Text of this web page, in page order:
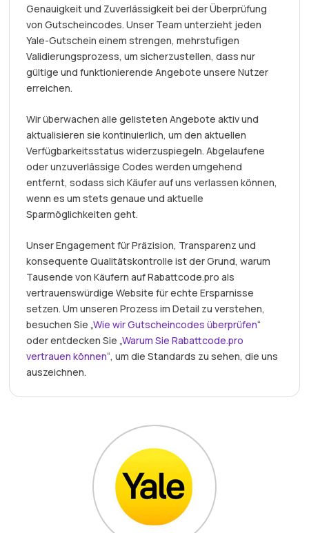
Genauigkeit und Zuverlässigkeit bei der Überprüfung
von Gutscheincodes. Unser Team unterzieht jeden
Yale-Gutschein einem strengen, mehrstufigen
Validierungsprozess, um sicherzustellen, dass nur
gültige und funktionierende Angebote unsere Nutzer
erreichen.
Wir überwachen alle gelisteten Angebote aktiv und
aktualisieren sie kontinuierlich, um den aktuellen
Verfügbarkeitsstatus widerzuspiegeln. Abgelaufene
oder unzuverlässige Codes werden umgehend
entfernt, sodass sich Käufer auf uns verlassen können,
wenn es um stets genaue und aktuelle
Sparmöglichkeiten geht.
Unser Engagement für Präzision, Transparenz und
konsequente Qualitätskontrolle ist der Grund, warum
Tausende von Käufern auf Rabattcode.pro als
vertrauenswürdige Website für echte Ersparnisse
setzen. Um unseren Prozess im Detail zu verstehen,
besuchen Sie „Wie wir Gutscheincodes überprüfen“
oder entdecken Sie „Warum Sie Rabattcode.pro
vertrauen können“, um die Standards zu sehen, die uns
auszeichnen.